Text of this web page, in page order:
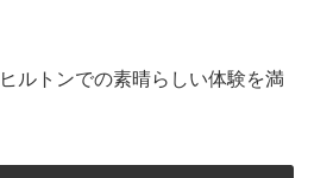
ルトンでの素晴らしい体験を満